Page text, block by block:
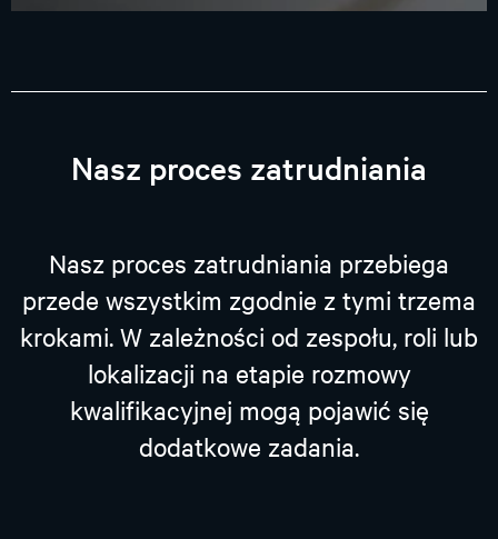
Nasz proces zatrudniania
Nasz proces zatrudniania przebiega
przede wszystkim zgodnie z tymi trzema
krokami. W zależności od zespołu, roli lub
lokalizacji na etapie rozmowy
kwalifikacyjnej mogą pojawić się
dodatkowe zadania.